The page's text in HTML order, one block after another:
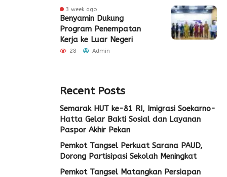
3 week ago
Benyamin Dukung
Program Penempatan
Kerja ke Luar Negeri
28 Admin
Recent Posts
Semarak HUT ke-81 RI, Imigrasi Soekarno-
Hatta Gelar Bakti Sosial dan Layanan
Paspor Akhir Pekan
Pemkot Tangsel Perkuat Sarana PAUD,
Dorong Partisipasi Sekolah Meningkat
Pemkot Tangsel Matangkan Persiapan